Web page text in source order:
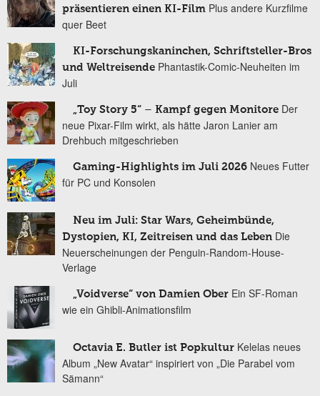
präsentieren einen KI-Film Plus andere Kurzfilme
quer Beet
KI-Forschungskaninchen, Schriftsteller-Bros
und Weltreisende Phantastik-Comic-Neuheiten im
Juli
„Toy Story 5“ – Kampf gegen Monitore Der
neue Pixar-Film wirkt, als hätte Jaron Lanier am
Drehbuch mitgeschrieben
Gaming-Highlights im Juli 2026 Neues Futter
für PC und Konsolen
Neu im Juli: Star Wars, Geheimbünde,
Dystopien, KI, Zeitreisen und das Leben Die
Neuerscheinungen der Penguin-Random-House-
Verlage
„Voidverse“ von Damien Ober Ein SF-Roman
wie ein Ghibli-Animationsfilm
Octavia E. Butler ist Popkultur Kelelas neues
Album „New Avatar“ inspiriert von „Die Parabel vom
Sämann“